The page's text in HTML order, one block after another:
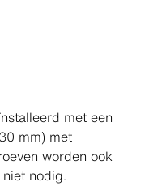
met een
mm) met
worden ook
nodig.